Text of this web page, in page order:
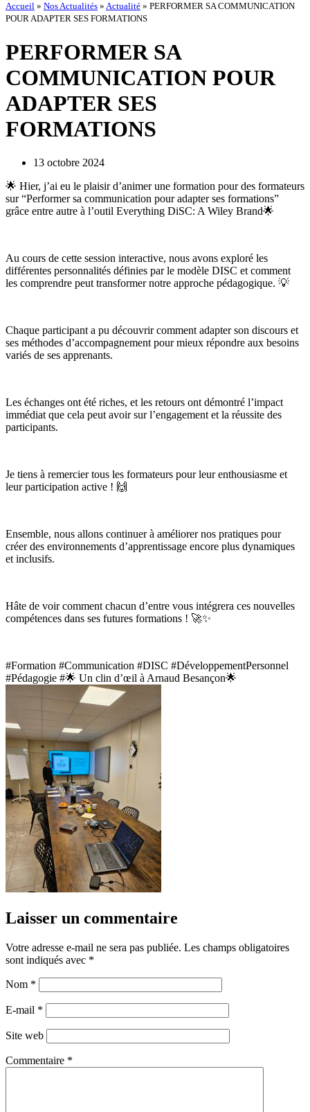
Accueil » Nos Actualités » Actualité » PERFORMER SA COMMUNICATION
POUR ADAPTER SES FORMATIONS
PERFORMER SA
COMMUNICATION POUR
ADAPTER SES
FORMATIONS
13 octobre 2024
🌟 Hier, j’ai eu le plaisir d’animer une formation pour des formateurs
sur “Performer sa communication pour adapter ses formations”
grâce entre autre à l’outil Everything DiSC: A Wiley Brand🌟
Au cours de cette session interactive, nous avons exploré les
différentes personnalités définies par le modèle DISC et comment
les comprendre peut transformer notre approche pédagogique. 💡
Chaque participant a pu découvrir comment adapter son discours et
ses méthodes d’accompagnement pour mieux répondre aux besoins
variés de ses apprenants.
Les échanges ont été riches, et les retours ont démontré l’impact
immédiat que cela peut avoir sur l’engagement et la réussite des
participants.
Je tiens à remercier tous les formateurs pour leur enthousiasme et
leur participation active ! 🙌
Ensemble, nous allons continuer à améliorer nos pratiques pour
créer des environnements d’apprentissage encore plus dynamiques
et inclusifs.
Hâte de voir comment chacun d’entre vous intégrera ces nouvelles
compétences dans ses futures formations ! 🚀✨
#Formation #Communication #DISC #DéveloppementPersonnel
#Pédagogie #🌟 Un clin d’œil à Arnaud Besançon🌟
Laisser un commentaire
Votre adresse e-mail ne sera pas publiée. Les champs obligatoires
sont indiqués avec *
Nom *
E-mail *
Site web
Commentaire *